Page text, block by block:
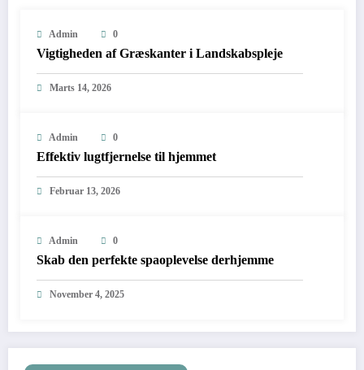
Admin 0
Vigtigheden af Græskanter i Landskabspleje
Marts 14, 2026
Admin 0
Effektiv lugtfjernelse til hjemmet
Februar 13, 2026
Admin 0
Skab den perfekte spaoplevelse derhjemme
November 4, 2025